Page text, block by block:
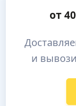
от
и